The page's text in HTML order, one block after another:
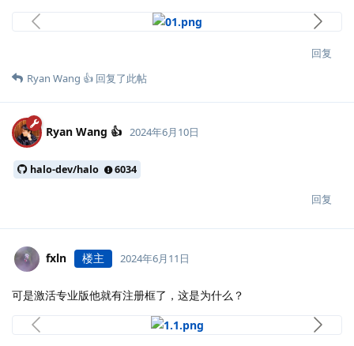
回复
Ryan Wang 👍 回复了此帖
Ryan Wang 👍 2024年6月10日
halo-dev/halo 6034
回复
fxln 楼主 2024年6月11日
可是激活专业版他就有注册框了，这是为什么？